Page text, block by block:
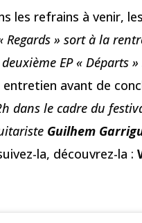
les refrains à venir,
Regards » sort à la
EP « Départs
avant de
dans le cadre du
Guilhem
la, découvrez-la :